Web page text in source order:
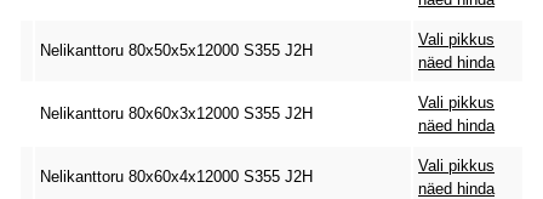
Nelikanttoru 80x50x5x12000 S355 J2H
Vali pikkus
näed hinda
Nelikanttoru 80x60x3x12000 S355 J2H
Vali pikkus
näed hinda
Nelikanttoru 80x60x4x12000 S355 J2H
Vali pikkus
näed hinda